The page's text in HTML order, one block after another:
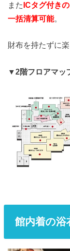
またICタグ付き
一括清算可能。
財布を持たずに
▼2階フロアマッ
館内着の浴